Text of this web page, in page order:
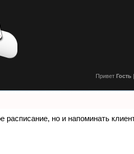
Привет Гость |
расписание, но и напоминать